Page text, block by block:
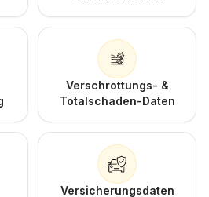
Verschrottungs- &
Totalschaden-Daten
Versicherungsdaten